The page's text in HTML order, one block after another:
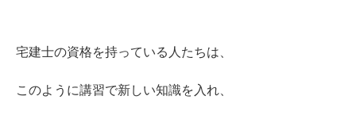
宅建士の資格を持っている人たちは、
このように講習で新しい知識を入れ、